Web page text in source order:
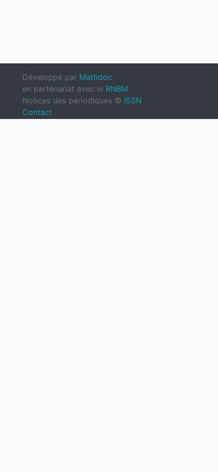
Développé par Mathdoc
en partenariat avec le RNBM
Notices des périodiques © ISSN
Contact